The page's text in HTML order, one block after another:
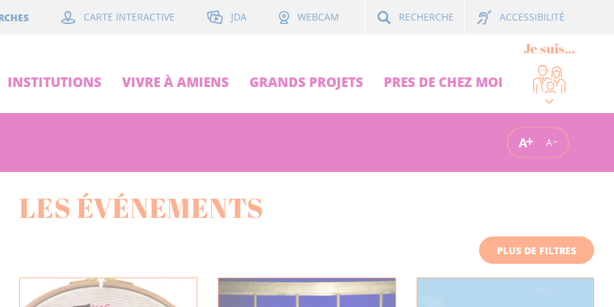
CARTE INTERACTIVE JDA WEBCAM RECHERCHE ACCESSIBILITÉ
INSTITUTIONS VIVRE À AMIENS GRANDS PROJETS PRES DE CHEZ MOI
Je suis...
A A
LES ÉVÉNEMENTS
PLUS DE FILTRES